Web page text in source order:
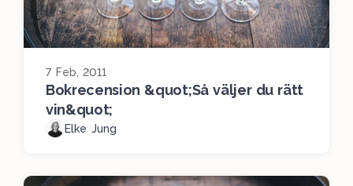
7 Feb, 2011
Bokrecension &quot;Så väljer du rätt
vin&quot;
Elke Jung